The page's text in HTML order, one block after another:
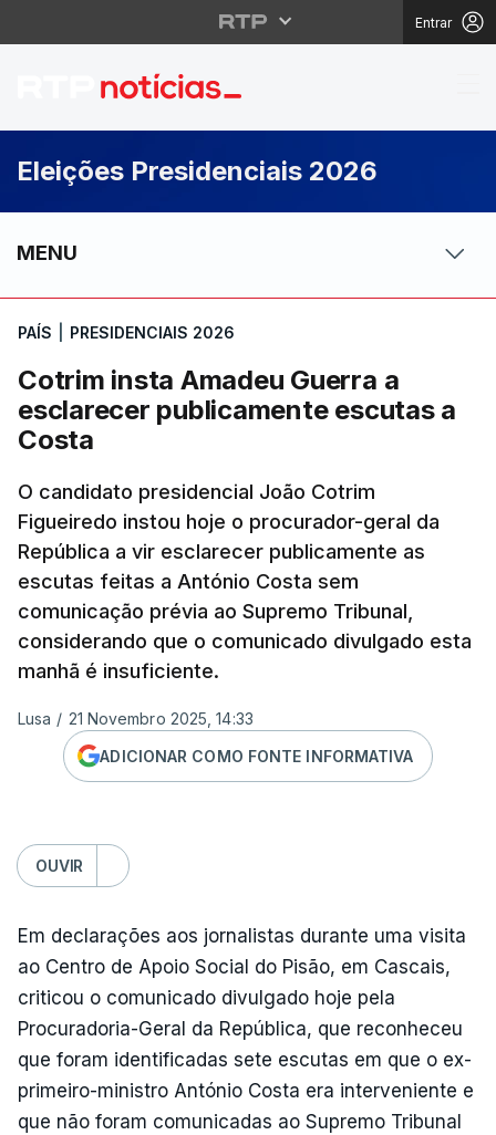
Entrar
Cotrim insta Amadeu
Eleições Presidenciais 2026
MENU
PAÍS PRESIDENCIAIS 2026
Cotrim insta Amadeu Guerra a
esclarecer publicamente escutas a
Costa
O candidato presidencial João Cotrim
Figueiredo instou hoje o procurador-geral da
República a vir esclarecer publicamente as
escutas feitas a António Costa sem
comunicação prévia ao Supremo Tribunal,
considerando que o comunicado divulgado esta
manhã é insuficiente.
Lusa / 21 Novembro 2025, 14:33
ADICIONAR COMO FONTE INFORMATIVA
OUVIR
Em declarações aos jornalistas durante uma visita
ao Centro de Apoio Social do Pisão, em Cascais,
criticou o comunicado divulgado hoje pela
Procuradoria-Geral da República, que reconheceu
que foram identificadas sete escutas em que o ex-
primeiro-ministro António Costa era interveniente e
que não foram comunicadas ao Supremo Tribunal